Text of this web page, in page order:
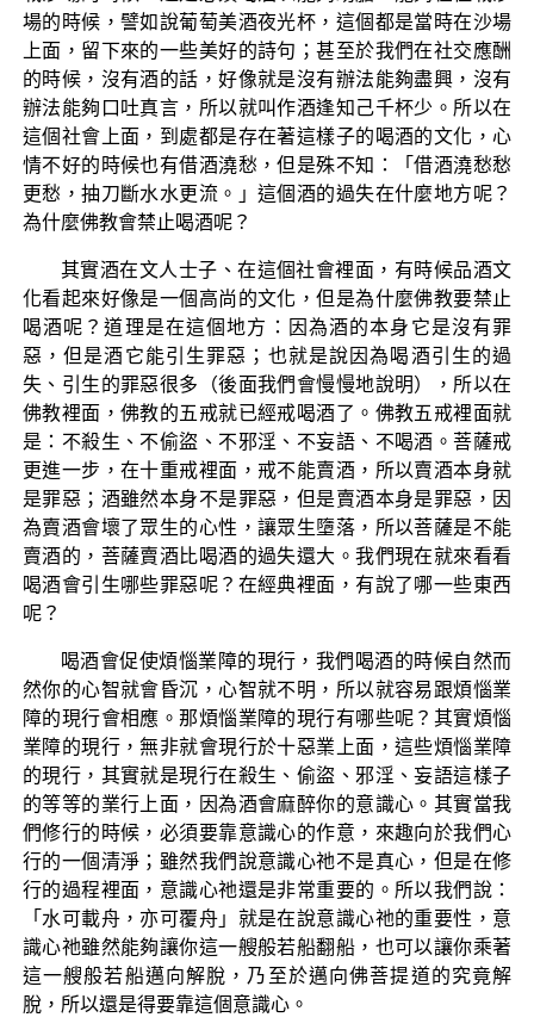
場的時候，譬如說葡萄美酒夜光杯，這個都是當時在沙場
上面，留下來的一些美好的詩句；甚至於我們在社交應酬
的時候，沒有酒的話，好像就是沒有辦法能夠盡興，沒有
辦法能夠口吐真言，所以就叫作酒逢知己千杯少。所以在
這個社會上面，到處都是存在著這樣子的喝酒的文化，心
情不好的時候也有借酒澆愁，但是殊不知：「借酒澆愁愁
更愁，抽刀斷水水更流。」這個酒的過失在什麼地方呢？
為什麼佛教會禁止喝酒呢？
其實酒在文人士子、在這個社會裡面，有時候品酒文
化看起來好像是一個高尚的文化，但是為什麼佛教要禁止
喝酒呢？道理是在這個地方：因為酒的本身它是沒有罪
惡，但是酒它能引生罪惡；也就是說因為喝酒引生的過
失、引生的罪惡很多（後面我們會慢慢地說明），所以在
佛教裡面，佛教的五戒就已經戒喝酒了。佛教五戒裡面就
是：不殺生、不偷盜、不邪淫、不妄語、不喝酒。菩薩戒
更進一步，在十重戒裡面，戒不能賣酒，所以賣酒本身就
是罪惡；酒雖然本身不是罪惡，但是賣酒本身是罪惡，因
為賣酒會壞了眾生的心性，讓眾生墮落，所以菩薩是不能
賣酒的，菩薩賣酒比喝酒的過失還大。我們現在就來看看
喝酒會引生哪些罪惡呢？在經典裡面，有說了哪一些東西
呢？
喝酒會促使煩惱業障的現行，我們喝酒的時候自然而
然你的心智就會昏沉，心智就不明，所以就容易跟煩惱業
障的現行會相應。那煩惱業障的現行有哪些呢？其實煩惱
業障的現行，無非就會現行於十惡業上面，這些煩惱業障
的現行，其實就是現行在殺生、偷盜、邪淫、妄語這樣子
的等等的業行上面，因為酒會麻醉你的意識心。其實當我
們修行的時候，必須要靠意識心的作意，來趣向於我們心
行的一個清淨；雖然我們說意識心祂不是真心，但是在修
行的過程裡面，意識心祂還是非常重要的。所以我們說：
「水可載舟，亦可覆舟」就是在說意識心祂的重要性，意
識心祂雖然能夠讓你這一艘般若船翻船，也可以讓你乘著
這一艘般若船邁向解脫，乃至於邁向佛菩提道的究竟解
脫，所以還是得要靠這個意識心。